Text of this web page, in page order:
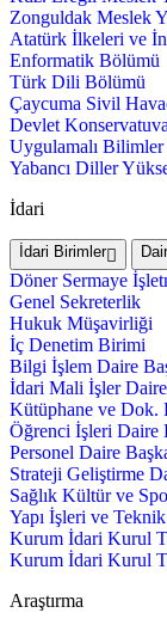
Zonguldak Meslek
Atatürk İlkeleri ve
Enformatik Bölümü
Türk Dili Bölümü
Çaycuma Sivil
Devlet
Uygulamalı
Yabancı Diller
İdari
İdari Birimler
Döner Sermaye
Genel Sekreterlik
Hukuk Müşavirliği
İç Denetim Birimi
Bilgi İşlem Daire
İdari Mali İşler Daire
Kütüphane ve Dok.
Öğrenci İşleri Daire
Personel Daire
Strateji Geliştirme
Sağlık Kültür ve
Yapı İşleri ve
Kurum İdari Kurul
Kurum İdari Kurul
Araştırma